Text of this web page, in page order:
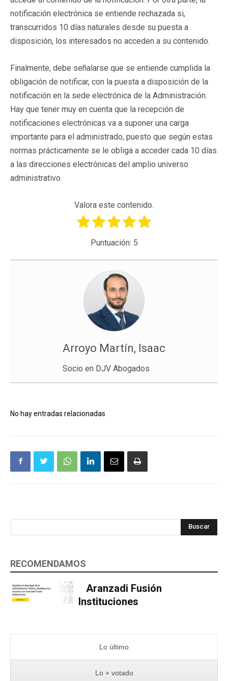
notificación electrónica se entiende rechazada si,
transcurridos 10 días naturales desde su puesta a
disposición, los interesados no acceden a su contenido.
Finalmente, debe señalarse que se entiende cumplida la
obligación de notificar, con la puesta a disposición de la
notificación en la sede electrónica de la Administración.
Hay que tener muy en cuenta que la recepción de
notificaciones electrónicas va a suponer una carga
importante para el administrado, puesto que según estas
normas prácticamente se le obliga a acceder cada 10 días
a las direcciones electrónicas del amplio universo
administrativo.
Valora este contenido.
Puntuación: 5
Arroyo Martín, Isaac
Socio en DJV Abogados
No hay entradas relacionadas
Buscar
RECOMENDAMOS
Aranzadi Fusión
Instituciones
Lo último
Lo + votado